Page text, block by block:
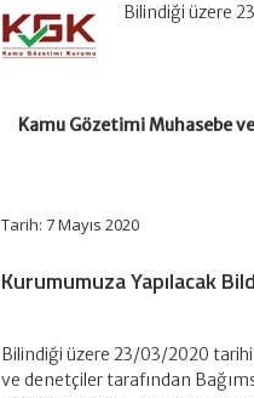
Bilindiği üzere
Kamu Gözetimi Muhasebe
Tarih: 7 Mayıs 2020
Kurumumuza Yapılacak
Bilindiği üzere 23/03/2020
ve denetçiler tarafından